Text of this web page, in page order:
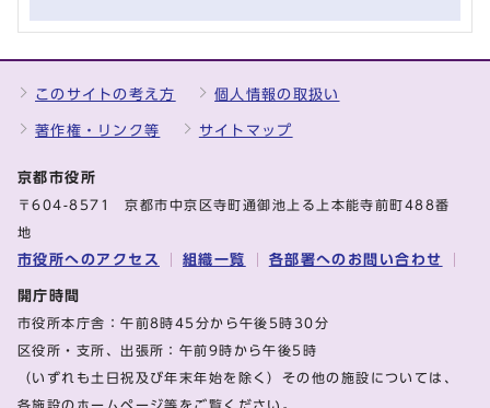
このサイトの考え方 個人情報の取扱い
著作権・リンク等 サイトマップ
京都市役所
〒604-8571 京都市中京区寺町通御池上る上本能寺前町488番
地
市役所へのアクセス 組織一覧 各部署へのお問い合わせ
開庁時間
市役所本庁舎：午前8時45分から午後5時30分
区役所・支所、出張所：午前9時から午後5時
（いずれも土日祝及び年末年始を除く）その他の施設については、
各施設のホームページ等をご覧ください。